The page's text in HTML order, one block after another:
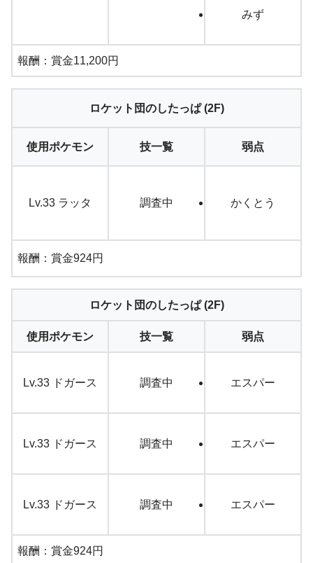
みず
報酬：賞金11,200円
ロケット団のしたっぱ (2F)
使用ポケモン 技一覧 弱点
Lv.33 ラッタ 調査中 かくとう
報酬：賞金924円
ロケット団のしたっぱ (2F)
使用ポケモン 技一覧 弱点
Lv.33 ドガース 調査中 エスパー
Lv.33 ドガース 調査中 エスパー
Lv.33 ドガース 調査中 エスパー
報酬：賞金924円